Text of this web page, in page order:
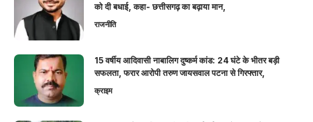
को दी बधाई, कहा- छत्तीसगढ़ का बढ़ाया मान,
राजनीति
15 वर्षीय आदिवासी नाबालिग दुष्कर्म कांड: 24 घंटे के भीतर बड़ी
सफलता, फरार आरोपी तरुण जायसवाल पटना से गिरफ्तार,
क्राइम